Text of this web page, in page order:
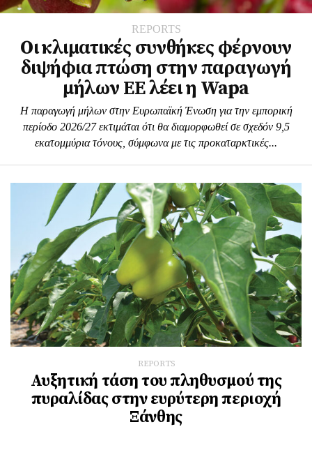
REPORTS
Οι κλιματικές συνθήκες φέρνουν
διψήφια πτώση στην παραγωγή
μήλων ΕΕ λέει η Wapa
Η παραγωγή μήλων στην Ευρωπαϊκή Ένωση για την εμπορική
περίοδο 2026/27 εκτιμάται ότι θα διαμορφωθεί σε σχεδόν 9,5
εκατομμύρια τόνους, σύμφωνα με τις προκαταρκτικές...
REPORTS
Αυξητική τάση του πληθυσμού της
πυραλίδας στην ευρύτερη περιοχή
Ξάνθης